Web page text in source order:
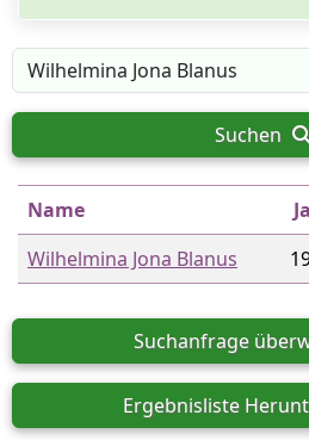
Suchen
Name
Wilhelmina Jona Blanus
Suchanfrage
Ergebnisliste